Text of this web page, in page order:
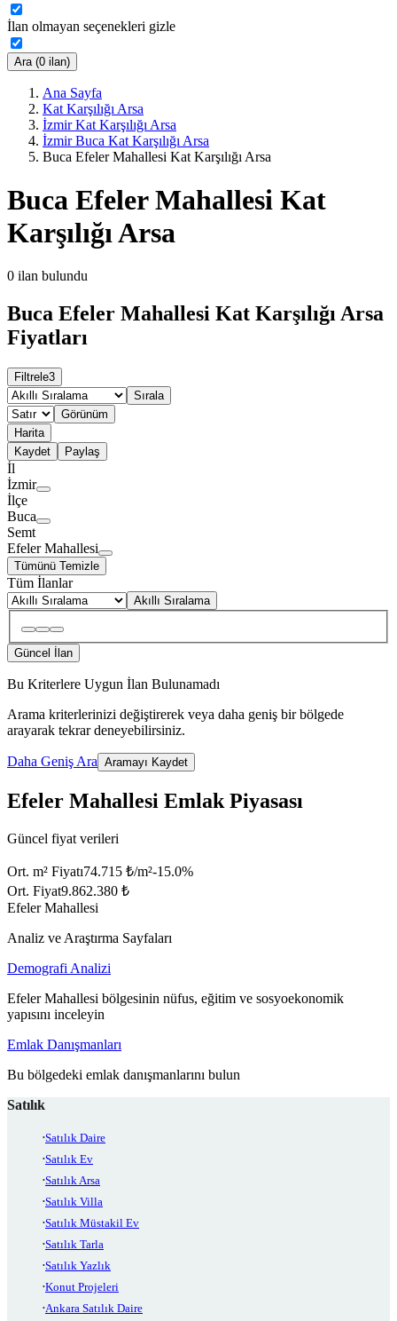
İlan olmayan seçenekleri gizle
Ara (0 ilan)
Ana Sayfa
Kat Karşılığı Arsa
İzmir Kat Karşılığı Arsa
İzmir Buca Kat Karşılığı Arsa
Buca Efeler Mahallesi Kat Karşılığı Arsa
Buca Efeler Mahallesi Kat
Karşılığı Arsa
0 ilan bulundu
Buca Efeler Mahallesi Kat Karşılığı Arsa
Fiyatları
Filtrele3
Sırala
Görünüm
Harita
Kaydet
Paylaş
İl
İzmir
İlçe
Buca
Semt
Efeler Mahallesi
Tümünü Temizle
Tüm İlanlar
Akıllı Sıralama
Güncel İlan
Bu Kriterlere Uygun İlan Bulunamadı
Arama kriterlerinizi değiştirerek veya daha geniş bir bölgede
arayarak tekrar deneyebilirsiniz.
Daha Geniş Ara Aramayı Kaydet
Efeler Mahallesi Emlak Piyasası
Güncel fiyat verileri
Ort. m² Fiyatı74.715 ₺/m²-15.0%
Ort. Fiyat9.862.380 ₺
Efeler Mahallesi
Analiz ve Araştırma Sayfaları
Demografi Analizi
Efeler Mahallesi bölgesinin nüfus, eğitim ve sosyoekonomik
yapısını inceleyin
Emlak Danışmanları
Bu bölgedeki emlak danışmanlarını bulun
Satılık
Satılık Daire
Satılık Ev
Satılık Arsa
Satılık Villa
Satılık Müstakil Ev
Satılık Tarla
Satılık Yazlık
Konut Projeleri
Ankara Satılık Daire